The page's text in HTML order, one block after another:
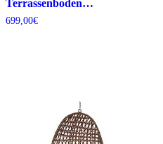
Terrassenboden…
699,00€